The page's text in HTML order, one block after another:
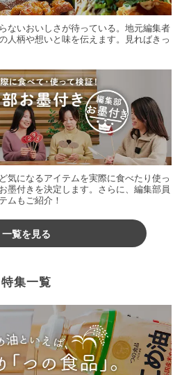
ないおいしさが待っている。地元編集者
人柄や想いと味を伝えます。見ればきっ
気になるアイテムを実際に食べたり使っ
墨付きを決定します。さらに、編集部員
ムもご紹介！
一覧を見る
特集一覧